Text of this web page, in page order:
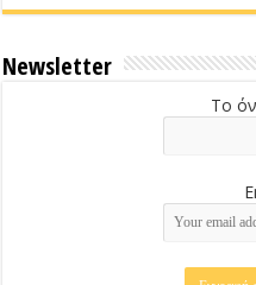
Newsletter
Το